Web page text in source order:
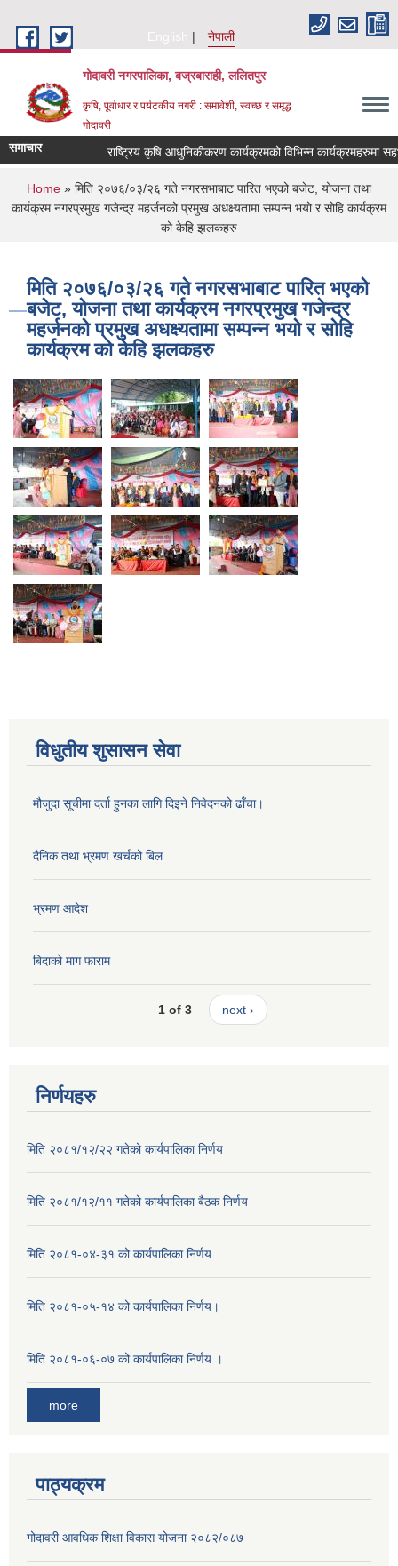
English
नेपाली
गोदावरी नगरपालिका, बज्रबाराही, ललितपुर
कृषि, पूर्वाधार र पर्यटकीय नगरी : समावेशी, स्वच्छ र समृद्ध
गोदावरी
समाचार
You are here
Home » मिति २०७६/०३/२६ गते नगरसभाबाट पारित भएको बजेट, योजना तथा
कार्यक्रम नगरप्रमुख गजेन्द्र महर्जनको प्रमुख अधक्ष्यतामा सम्पन्न भयो र सोहि कार्यक्रम
को केहि झलकहरु
मिति २०७६/०३/२६ गते नगरसभाबाट पारित भएको
बजेट, योजना तथा कार्यक्रम नगरप्रमुख गजेन्द्र
महर्जनको प्रमुख अधक्ष्यतामा सम्पन्न भयो र सोहि
कार्यक्रम को केहि झलकहरु
विधुतीय शुसासन सेवा
मौजुदा सूचीमा दर्ता हुनका लागि दिइने निवेदनको ढाँचा।
दैनिक तथा भ्रमण खर्चको बिल
भ्रमण आदेश
बिदाको माग फाराम
1 of 3 next ›
निर्णयहरु
मिति २०८१/१२/२२ गतेको कार्यपालिका निर्णय
मिति २०८१/१२/११ गतेको कार्यपालिका बैठक निर्णय
मिति २०८१-०४-३१ को कार्यपालिका निर्णय
मिति २०८१-०५-१४ को कार्यपालिका निर्णय।
मिति २०८१-०६-०७ को कार्यपालिका निर्णय ।
more
पाठ्यक्रम
गोदावरी आवधिक शिक्षा विकास योजना २०८२/०८७